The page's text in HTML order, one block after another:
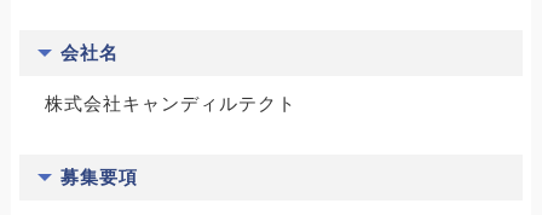
会社名
株式会社キャンディルテクト
募集要項